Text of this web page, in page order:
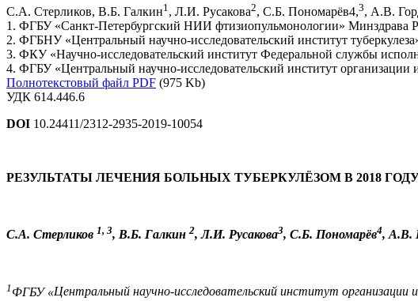
С.А. Стерликов, В.Б. Галкин1 , Л.И. Русакова2, С.Б. Пономарёв4,3, А.В.
1. ФГБУ «Санкт-Петербургский НИИ фтизиопульмонологии» Минздрава
2. ФГБНУ «Центральный научно-исследовательский институт
3. ФКУ «Научно-исследовательский институт Федеральной службы
4. ФГБУ «Центральный научно-исследовательский институт
Полнотекстовый файл PDF (975 Kb)
УДК 614.446.6
DOI 10.24411/2312-2935-2019-10054
РЕЗУЛЬТАТЫ ЛЕЧЕНИЯ БОЛЬНЫХ ТУБЕРКУЛЁЗОМ В 2018
С.А. Стерликов 1, 3, В.Б. Галкин 2, Л.И. Русакова3, С.Б. Пономарёв4, А.В.
1 ФГБУ «Центральный научно-исследовательский институт организации